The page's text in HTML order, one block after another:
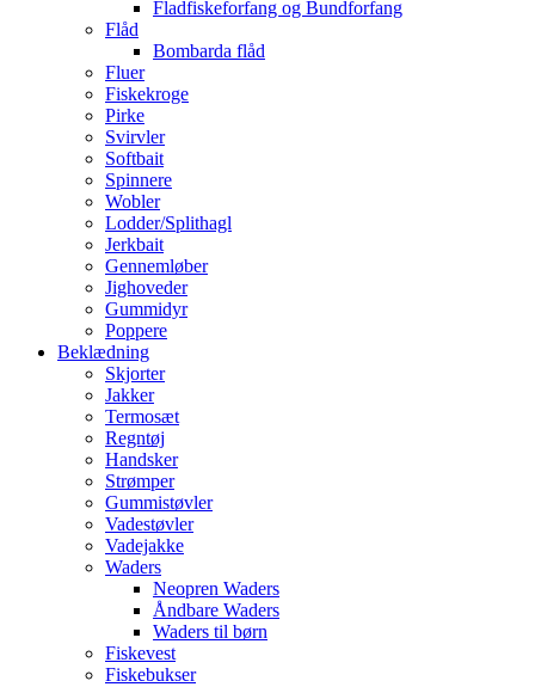
Fladfiskeforfang og Bundforfang
Flåd
Bombarda flåd
Fluer
Fiskekroge
Pirke
Svirvler
Softbait
Spinnere
Wobler
Lodder/Splithagl
Jerkbait
Gennemløber
Jighoveder
Gummidyr
Poppere
Beklædning
Skjorter
Jakker
Termosæt
Regntøj
Handsker
Strømper
Gummistøvler
Vadestøvler
Vadejakke
Waders
Neopren Waders
Åndbare Waders
Waders til børn
Fiskevest
Fiskebukser